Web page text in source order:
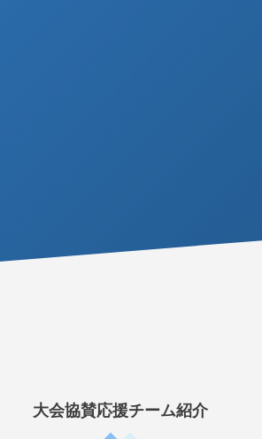
大会協賛応援チーム紹介